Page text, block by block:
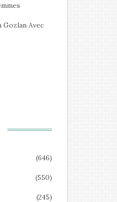
Gozlan Avec
(646)
(550)
(245)